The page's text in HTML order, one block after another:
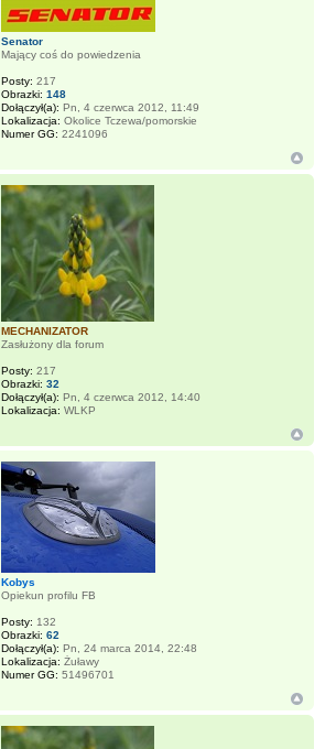
Senator
Mający coś do powiedzenia
Posty: 217
Obrazki: 148
Dołączył(a): Pn, 4 czerwca 2012, 11:49
Lokalizacja: Okolice Tczewa/pomorskie
Numer GG: 2241096
MECHANIZATOR
Zasłużony dla forum
Posty: 217
Obrazki: 32
Dołączył(a): Pn, 4 czerwca 2012, 14:40
Lokalizacja: WLKP
Kobys
Opiekun profilu FB
Posty: 132
Obrazki: 62
Dołączył(a): Pn, 24 marca 2014, 22:48
Lokalizacja: Żuławy
Numer GG: 51496701